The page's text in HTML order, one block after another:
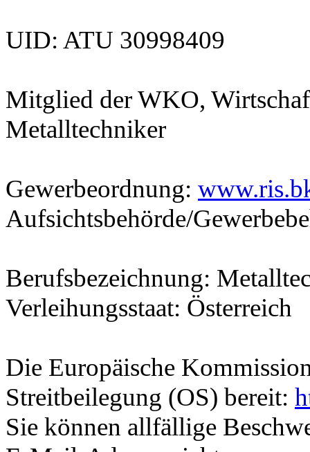
UID: ATU 30998409
Mitglied der WKO,
Metalltechniker
Gewerbeordnung:
Aufsichtsbehörde/
Berufsbezeichnung:
Verleihungsstaat: Österreich
Die Europäische
Streitbeilegung (OS) bereit:
Sie können allfällige